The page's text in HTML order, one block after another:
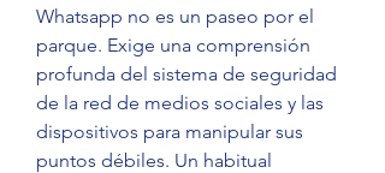
Whatsapp no es un paseo por el
parque. Exige una comprensión
profunda del sistema de seguridad
de la red de medios sociales y las
dispositivos para manipular sus
puntos débiles. Un habitual